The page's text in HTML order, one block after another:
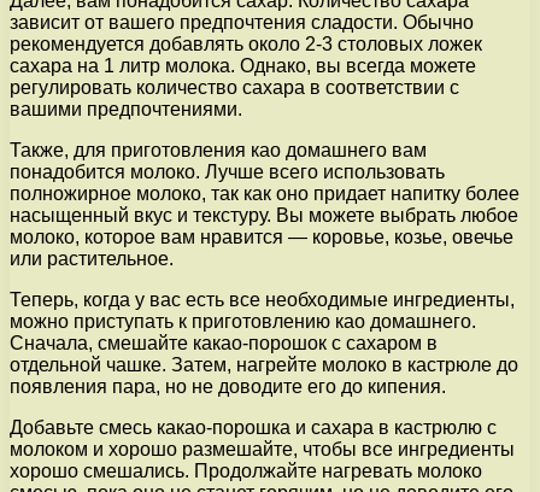
зависит от вашего предпочтения сладости. Обычно
рекомендуется добавлять около 2-3 столовых ложек
сахара на 1 литр молока. Однако, вы всегда можете
регулировать количество сахара в соответствии с
вашими предпочтениями.
Также, для приготовления као домашнего вам
понадобится молоко. Лучше всего использовать
полножирное молоко, так как оно придает напитку более
насыщенный вкус и текстуру. Вы можете выбрать любое
молоко, которое вам нравится — коровье, козье, овечье
или растительное.
Теперь, когда у вас есть все необходимые ингредиенты,
можно приступать к приготовлению као домашнего.
Сначала, смешайте какао-порошок с сахаром в
отдельной чашке. Затем, нагрейте молоко в кастрюле до
появления пара, но не доводите его до кипения.
Добавьте смесь какао-порошка и сахара в кастрюлю с
молоком и хорошо размешайте, чтобы все ингредиенты
хорошо смешались. Продолжайте нагревать молоко